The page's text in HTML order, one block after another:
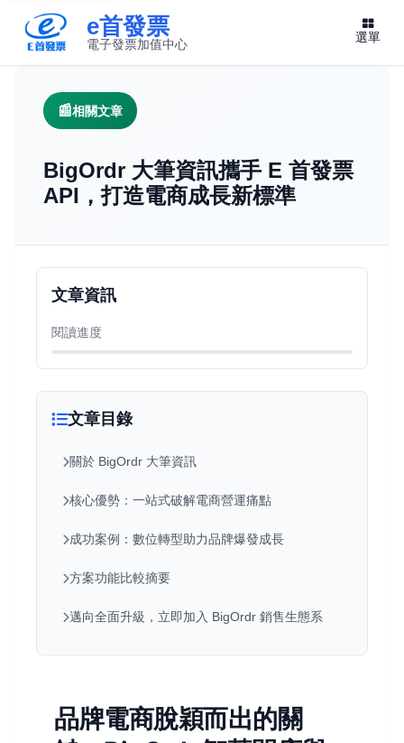
e首發票
電子發票加值中心 選單
相關文章
BigOrdr 大筆資訊攜手 E 首發票
API，打造電商成長新標準
文章目錄
關於 BigOrdr 大筆資訊
核心優勢：一站式破解電商營運痛點
成功案例：數位轉型助力品牌爆發成長
方案功能比較摘要
邁向全面升級，立即加入 BigOrdr 銷售生態系
品牌電商脫穎而出的關
文章資訊
閱讀進度